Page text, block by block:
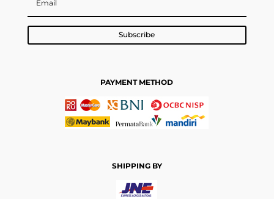
Subscribe
PAYMENT METHOD
SHIPPING BY